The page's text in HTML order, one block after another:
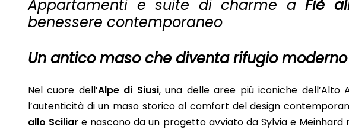
Appartamenti e suite di charme aFiè
benessere contemporaneo
Un antico maso che diventa rifugio moderno
Nel cuore dell’Alpe di Siusi, una delle aree più iconiche dell’Alto
l’autenticità di un maso storico al comfort del design
allo Sciliar e nascono da un progetto avviato da Sylvia e Meinhard